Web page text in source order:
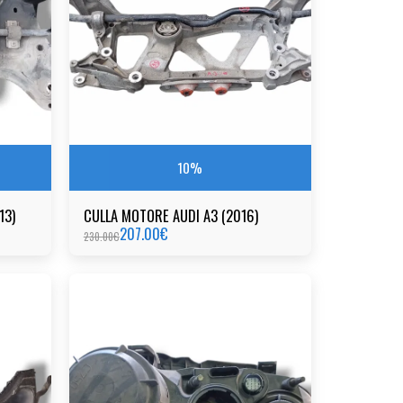
10%
CULLA MOTORE AUDI A3 (2016)
230.00€207.00€